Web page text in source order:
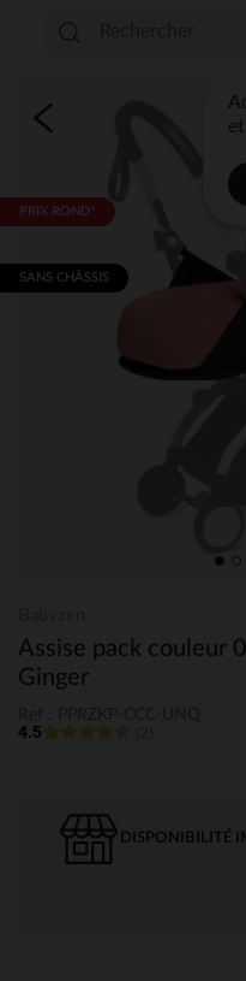
PRIX ROND*
SANS CHÂSSIS​​​
Assise pack couleur
Ginger
4.5
DISPONIBILITÉ